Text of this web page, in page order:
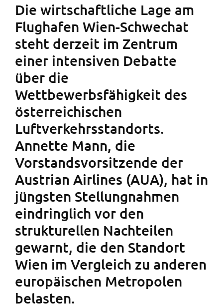
Die wirtschaftliche Lage am
Flughafen Wien-Schwechat
steht derzeit im Zentrum
einer intensiven Debatte
über die
Wettbewerbsfähigkeit des
österreichischen
Luftverkehrsstandorts.
Annette Mann, die
Vorstandsvorsitzende der
Austrian Airlines (AUA), hat in
jüngsten Stellungnahmen
eindringlich vor den
strukturellen Nachteilen
gewarnt, die den Standort
Wien im Vergleich zu anderen
europäischen Metropolen
belasten.